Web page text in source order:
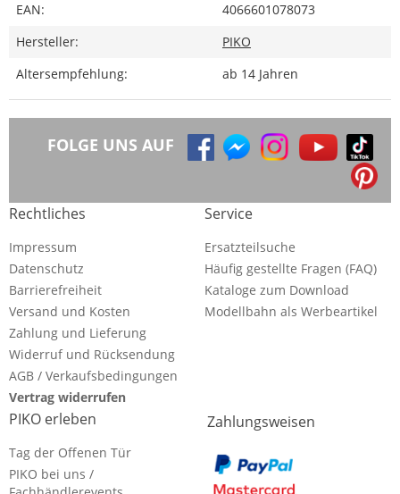
EAN:
4066601078073
Hersteller:
PIKO
Altersempfehlung:
ab 14 Jahren
FOLGE UNS AUF
Rechtliches
Impressum
Datenschutz
Barrierefreiheit
Versand und Kosten
Zahlung und Lieferung
Widerruf und Rücksendung
AGB / Verkaufsbedingungen
Vertrag widerrufen
Service
Ersatzteilsuche
Häufig gestellte Fragen (FAQ)
Kataloge zum Download
Modellbahn als Werbeartikel
PIKO erleben
Tag der Offenen Tür
PIKO bei uns /
Zahlungsweisen